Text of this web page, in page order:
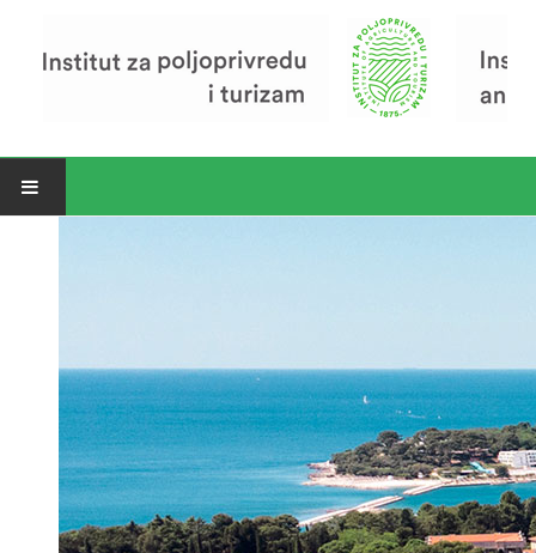
Zavod za poljoprivredu i prehranu
Zavod za ekonomiku i razvoj poljoprivrede
Zavod za turizam
Pokusno poljoprivredno imanje
Zaposlenici
Euraxess
Misija i vizija